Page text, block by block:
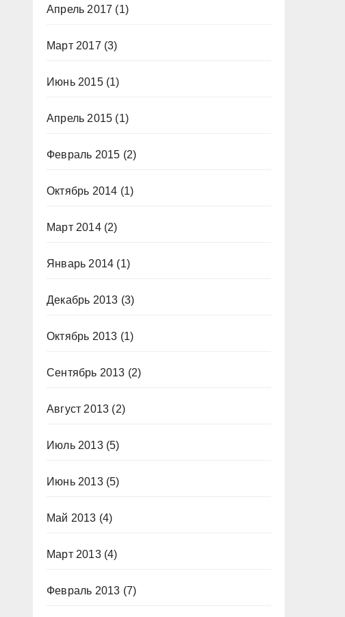
Апрель 2017 (1)
Март 2017 (3)
Июнь 2015(1)
Апрель 2015 (1)
Февраль 2015 (2)
Октябрь 2014 (1)
Март 2014(2)
Январь 2014 (1)
Декабрь 2013 (3)
Октябрь 2013 (1)
Сентябрь 2013 (2)
Август 2013 (2)
Июль 2013(5)
Июнь 2013(5)
Май 2013 (4)
Март 2013(4)
Февраль 2013 (7)